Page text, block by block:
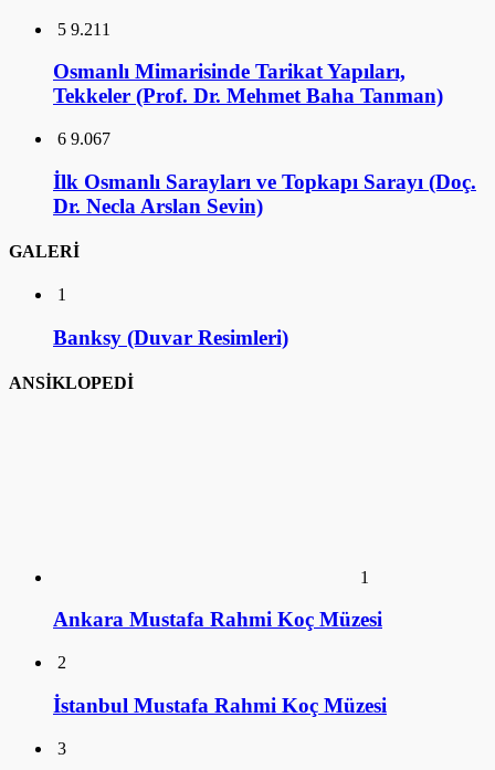
5 9.211
Osmanlı Mimarisinde Tarikat Yapıları,
Tekkeler (Prof. Dr. Mehmet Baha Tanman)
6 9.067
İlk Osmanlı Sarayları ve Topkapı Sarayı (Doç.
Dr. Necla Arslan Sevin)
GALERİ
1
Banksy (Duvar Resimleri)
ANSİKLOPEDİ
1
Ankara Mustafa Rahmi Koç Müzesi
2
İstanbul Mustafa Rahmi Koç Müzesi
3